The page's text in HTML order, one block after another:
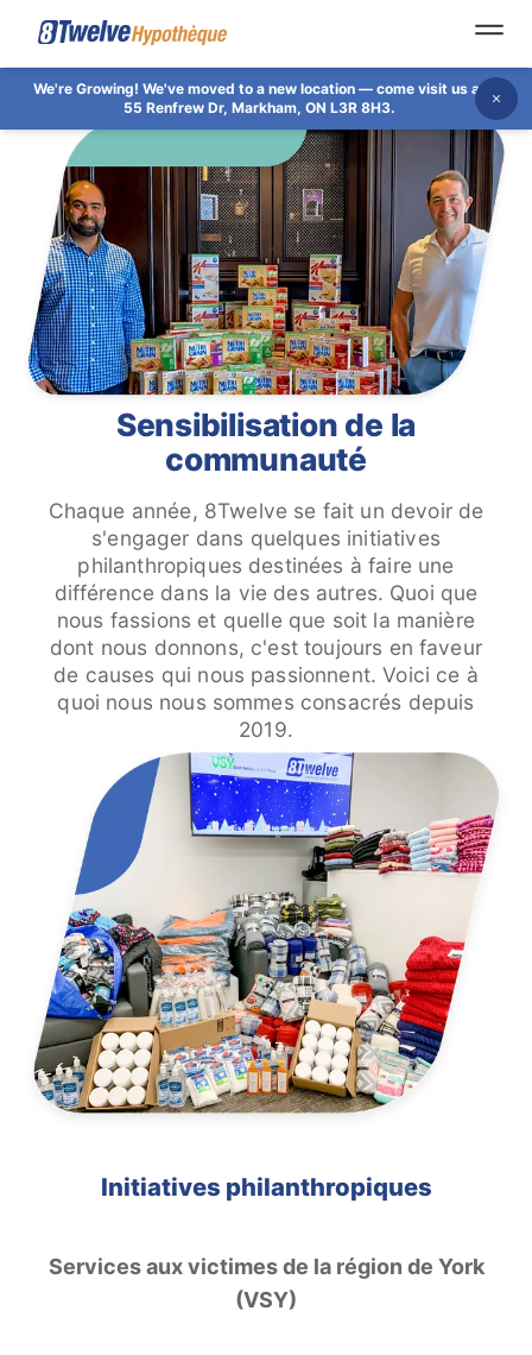
We're Growing! We've moved to a new location — come visit us at
55 Renfrew Dr, Markham, ON L3R 8H3.
Sensibilisation de la
communauté
Chaque année, 8Twelve se fait un devoir de
s'engager dans quelques initiatives
philanthropiques destinées à faire une
différence dans la vie des autres. Quoi que
nous fassions et quelle que soit la manière
dont nous donnons, c'est toujours en faveur
de causes qui nous passionnent. Voici ce à
quoi nous nous sommes consacrés depuis
2019.
Initiatives philanthropiques
Services aux victimes de la région de York
(VSY)